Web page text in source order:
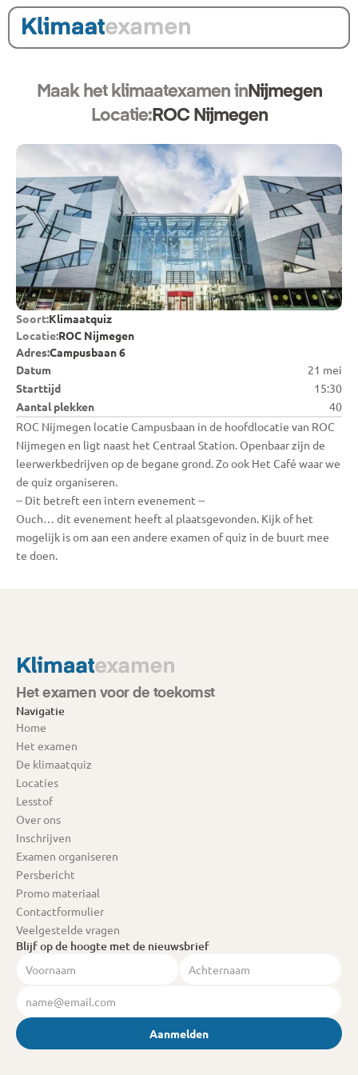
Maak het klimaatexamen inNijmegen
ROC Nijmegen
Locatie:
Datum
21 mei
Starttijd
15:30
Aantal plekken
40
ROC Nijmegen locatie Campusbaan in de hoofdlocatie van ROC
Nijmegen en ligt naast het Centraal Station. Openbaar zijn de
leerwerkbedrijven op de begane grond. Zo ook Het Café waar we
de quiz organiseren.
-- Dit betreft een intern evenement --
Soort:Klimaatquiz
Locatie:ROC Nijmegen
Adres:Campusbaan 6
Ouch… dit evenement heeft al plaatsgevonden. Kijk of het
mogelijk is om aan een andere examen of quiz in de buurt mee
te doen.
Het examen voor de toekomst
Navigatie
Home
Het examen
De klimaatquiz
Locaties
Lesstof
Over ons
Inschrijven
Examen organiseren
Persbericht
Promo materiaal
Contactformulier
Veelgestelde vragen
Blijf op de hoogte met de nieuwsbrief
Aanmelden